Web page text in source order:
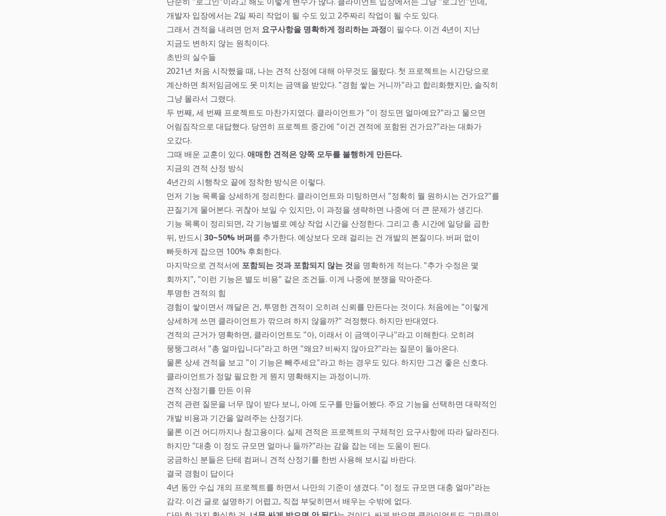
개발자 입장에서는 2일 짜리 작업이 될 수도 있고 2주짜리 작업이 될 수도 있다.
그래서 견적을 내려면 먼저 요구사항을 명확하게 정리하는 과정이 필수다. 이건 4년이 지난
지금도 변하지 않는 원칙이다.
초반의 실수들
2021년 처음 시작했을 때, 나는 견적 산정에 대해 아무것도 몰랐다. 첫 프로젝트는 시간당으로
계산하면 최저임금에도 못 미치는 금액을 받았다. "경험 쌓는 거니까"라고 합리화했지만, 솔직히
그냥 몰라서 그랬다.
두 번째, 세 번째 프로젝트도 마찬가지였다. 클라이언트가 "이 정도면 얼마예요?"라고 물으면
어림짐작으로 대답했다. 당연히 프로젝트 중간에 "이건 견적에 포함된 건가요?"라는 대화가
오갔다.
그때 배운 교훈이 있다. 애매한 견적은 양쪽 모두를 불행하게 만든다.
지금의 견적 산정 방식
4년간의 시행착오 끝에 정착한 방식은 이렇다.
먼저 기능 목록을 상세하게 정리한다. 클라이언트와 미팅하면서 "정확히 뭘 원하시는 건가요?"를
끈질기게 물어본다. 귀찮아 보일 수 있지만, 이 과정을 생략하면 나중에 더 큰 문제가 생긴다.
기능 목록이 정리되면, 각 기능별로 예상 작업 시간을 산정한다. 그리고 총 시간에 일당을 곱한
뒤, 반드시 30~50% 버퍼를 추가한다. 예상보다 오래 걸리는 건 개발의 본질이다. 버퍼 없이
빠듯하게 잡으면 100% 후회한다.
마지막으로 견적서에 포함되는 것과 포함되지 않는 것을 명확하게 적는다. "추가 수정은 몇
회까지", "이런 기능은 별도 비용" 같은 조건들. 이게 나중에 분쟁을 막아준다.
투명한 견적의 힘
경험이 쌓이면서 깨달은 건, 투명한 견적이 오히려 신뢰를 만든다는 것이다. 처음에는 "이렇게
상세하게 쓰면 클라이언트가 깎으려 하지 않을까?" 걱정했다. 하지만 반대였다.
견적의 근거가 명확하면, 클라이언트도 "아, 이래서 이 금액이구나"라고 이해한다. 오히려
뭉뚱그려서 "총 얼마입니다"라고 하면 "왜요? 비싸지 않아요?"라는 질문이 돌아온다.
물론 상세 견적을 보고 "이 기능은 빼주세요"라고 하는 경우도 있다. 하지만 그건 좋은 신호다.
클라이언트가 정말 필요한 게 뭔지 명확해지는 과정이니까.
견적 산정기를 만든 이유
견적 관련 질문을 너무 많이 받다 보니, 아예 도구를 만들어봤다. 주요 기능을 선택하면 대략적인
개발 비용과 기간을 알려주는 산정기다.
물론 이건 어디까지나 참고용이다. 실제 견적은 프로젝트의 구체적인 요구사항에 따라 달라진다.
하지만 "대충 이 정도 규모면 얼마나 들까?"라는 감을 잡는 데는 도움이 된다.
궁금하신 분들은 단테 컴퍼니 견적 산정기를 한번 사용해 보시길 바란다.
결국 경험이 답이다
4년 동안 수십 개의 프로젝트를 하면서 나만의 기준이 생겼다. "이 정도 규모면 대충 얼마"라는
감각. 이건 글로 설명하기 어렵고, 직접 부딪히면서 배우는 수밖에 없다.